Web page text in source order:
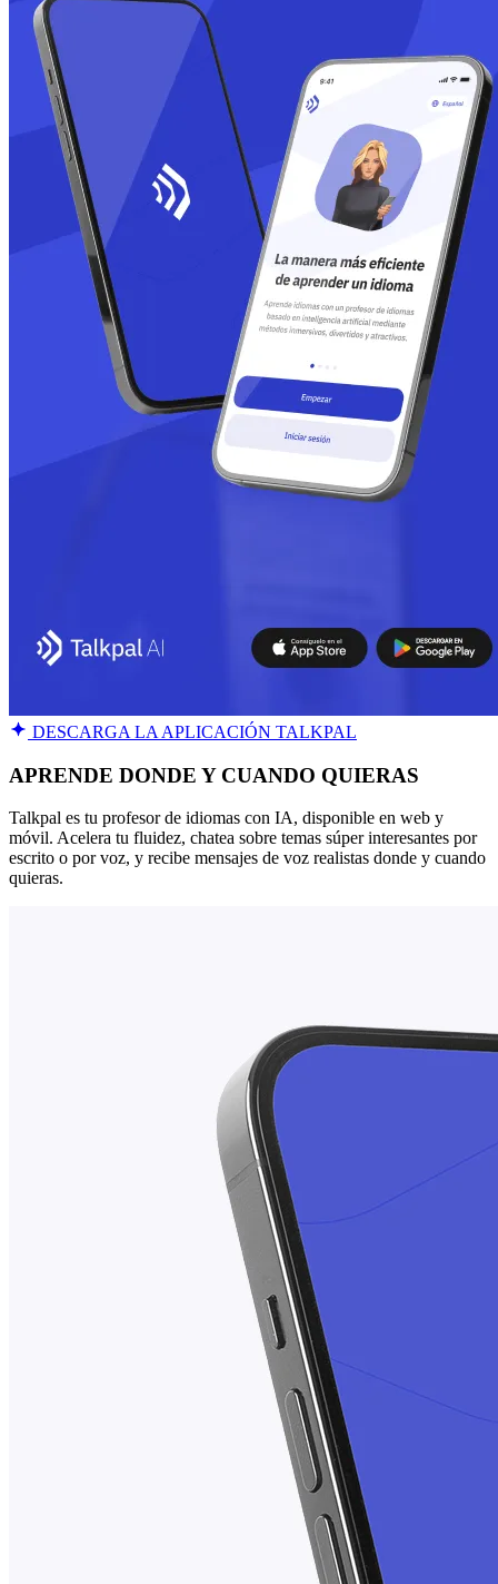
DESCARGA LA APLICACIÓN TALKPAL
APRENDE DONDE Y CUANDO QUIERAS
Talkpal es tu profesor de idiomas con IA, disponible en web y
móvil. Acelera tu fluidez, chatea sobre temas súper interesantes por
escrito o por voz, y recibe mensajes de voz realistas donde y cuando
quieras.